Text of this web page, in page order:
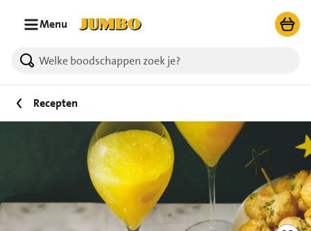
Menu
Recepten